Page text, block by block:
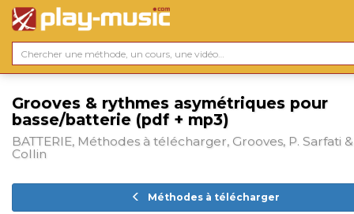
Grooves & rythmes asymétriques pour
basse/batterie (pdf + mp3)
BATTERIE, Méthodes à télécharger, Grooves, P. Sarfati
Collin
Méthodes à télécharger